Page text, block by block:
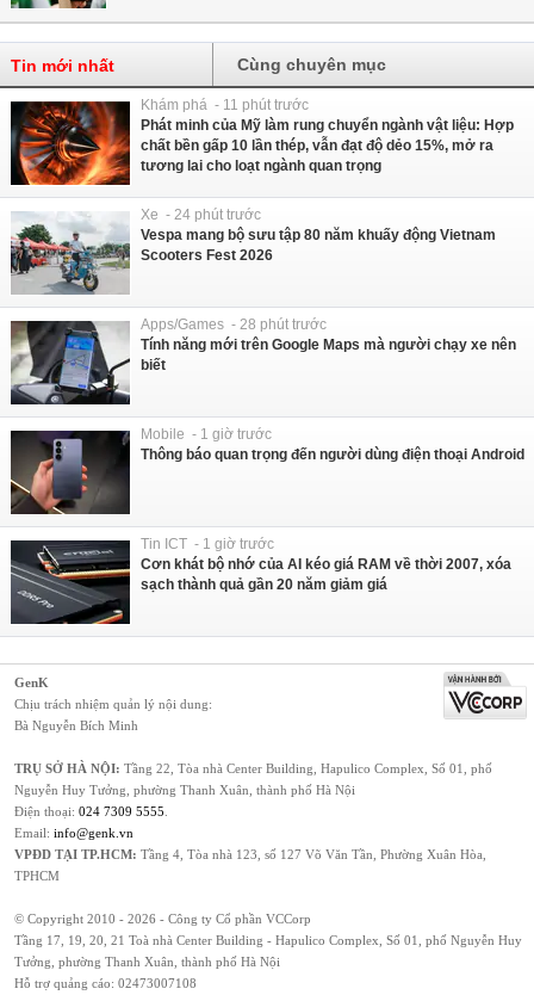
Tin mới nhất Cùng chuyên mục
Khám phá - 11 phút trước
Phát minh của Mỹ làm rung chuyển ngành vật liệu: Hợp
chất bền gấp 10 lần thép, vẫn đạt độ dẻo 15%, mở ra
tương lai cho loạt ngành quan trọng
Xe - 24 phút trước
Vespa mang bộ sưu tập 80 năm khuấy động Vietnam
Scooters Fest 2026
Apps/Games - 28 phút trước
Tính năng mới trên Google Maps mà người chạy xe nên
biết
Mobile - 1 giờ trước
Thông báo quan trọng đến người dùng điện thoại Android
Tin ICT - 1 giờ trước
Cơn khát bộ nhớ của AI kéo giá RAM về thời 2007, xóa
sạch thành quả gần 20 năm giảm giá
GenK
Chịu trách nhiệm quản lý nội dung:
Bà Nguyễn Bích Minh
TRỤ SỞ HÀ NỘI: Tầng 22, Tòa nhà Center Building, Hapulico Complex, Số 01, phố
Nguyễn Huy Tưởng, phường Thanh Xuân, thành phố Hà Nội
Điện thoại: 024 7309 5555.
Email: info@genk.vn
VPĐD TẠI TP.HCM: Tầng 4, Tòa nhà 123, số 127 Võ Văn Tần, Phường Xuân Hòa,
TPHCM
© Copyright 2010 - 2026 - Công ty Cổ phần VCCorp
Tầng 17, 19, 20, 21 Toà nhà Center Building - Hapulico Complex, Số 01, phố Nguyễn Huy
Tưởng, phường Thanh Xuân, thành phố Hà Nội
Hỗ trợ quảng cáo: 02473007108